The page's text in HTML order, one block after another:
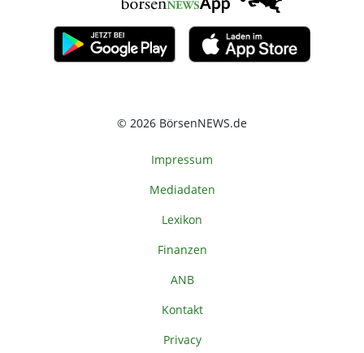
© 2026 BörsenNEWS.de
Impressum
Mediadaten
Lexikon
Finanzen
ANB
Kontakt
Privacy